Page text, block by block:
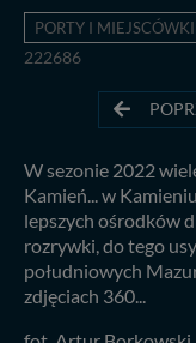
PORTY I MIEJSCÓWKI
222686
W sezonie 2022
Kamień... w
lepszych ośrodków
rozrywki, do tego
południowych
zdjęciach 360...